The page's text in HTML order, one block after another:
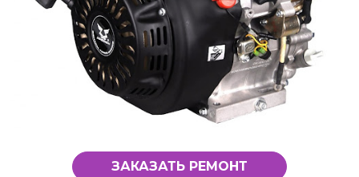
ЗАКАЗАТЬ РЕМОНТ